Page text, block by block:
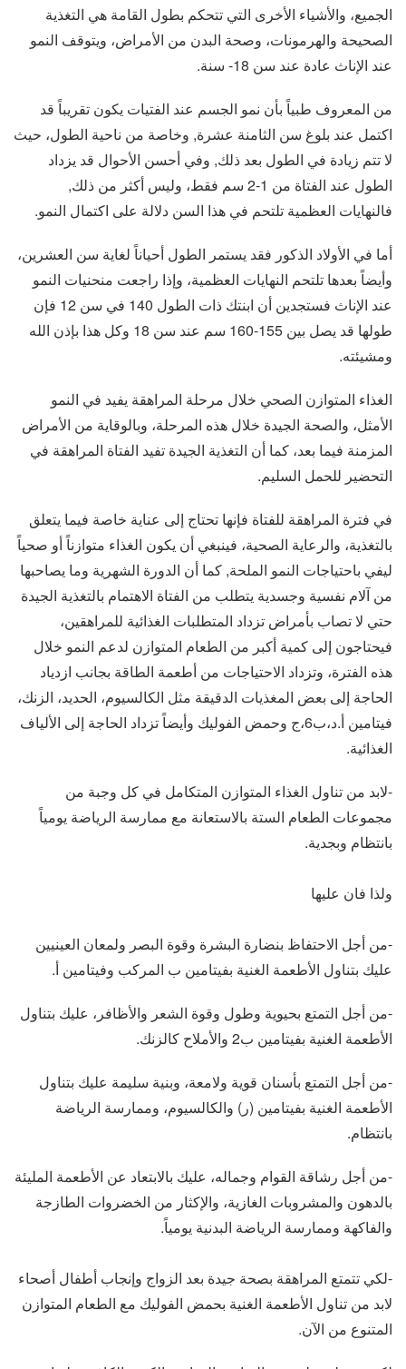
الجميع، والأشياء الأخرى التي تتحكم بطول القامة هي التغذية
الصحيحة والهرمونات، وصحة البدن من الأمراض، ويتوقف النمو
عند الإناث عادة عند سن 18- سنة.
من المعروف طبياً بأن نمو الجسم عند الفتيات يكون تقريباً قد
اكتمل عند بلوغ سن الثامنة عشرة, وخاصة من ناحية الطول، حيث
لا تتم زيادة في الطول بعد ذلك, وفي أحسن الأحوال قد يزداد
الطول عند الفتاة من 1-2 سم فقط، وليس أكثر من ذلك,
فالنهايات العظمية تلتحم في هذا السن دلالة على اكتمال النمو.
أما في الأولاد الذكور فقد يستمر الطول أحياناً لغاية سن العشرين،
وأيضاً بعدها تلتحم النهايات العظمية، وإذا راجعت منحنيات النمو
عند الإناث فستجدين أن ابنتك ذات الطول 140 في سن 12 فإن
طولها قد يصل بين 155-160 سم عند سن 18 وكل هذا بإذن الله
ومشيئته.
الغذاء المتوازن الصحي خلال مرحلة المراهقة يفيد في النمو
الأمثل، والصحة الجيدة خلال هذه المرحلة، وبالوقاية من الأمراض
المزمنة فيما بعد، كما أن التغذية الجيدة تفيد الفتاة المراهقة في
التحضير للحمل السليم.
في فترة المراهقة للفتاة فإنها تحتاج إلى عناية خاصة فيما يتعلق
بالتغذية، والرعاية الصحية، فينبغي أن يكون الغذاء متوازناً أو صحياً
ليفي باحتياجات النمو الملحة, كما أن الدورة الشهرية وما يصاحبها
من آلام نفسية وجسدية يتطلب من الفتاة الاهتمام بالتغذية الجيدة
حتي لا تصاب بأمراض تزداد المتطلبات الغذائية للمراهقين،
فيحتاجون إلى كمية أكبر من الطعام المتوازن لدعم النمو خلال
هذه الفترة، وتزداد الاحتياجات من أطعمة الطاقة بجانب ازدياد
الحاجة إلى بعض المغذيات الدقيقة مثل الكالسيوم، الحديد، الزنك،
فيتامين أ.د،ب6،ج وحمض الفوليك وأيضاً تزداد الحاجة إلى الألياف
الغذائية.
-لابد من تناول الغذاء المتوازن المتكامل في كل وجبة من
مجموعات الطعام الستة بالاستعانة مع ممارسة الرياضة يومياً
بانتظام وبجدية.
ولذا فان عليها
-من أجل الاحتفاظ بنضارة البشرة وقوة البصر ولمعان العينيين
عليك بتناول الأطعمة الغنية بفيتامين ب المركب وفيتامين أ.
-من أجل التمتع بحيوية وطول وقوة الشعر والأظافر، عليك بتناول
الأطعمة الغنية بفيتامين ب2 والأملاح كالزنك.
-من أجل التمتع بأسنان قوية ولامعة، وبنية سليمة عليك بتناول
الأطعمة الغنية بفيتامين (ر) والكالسيوم، وممارسة الرياضة
بانتظام.
-من أجل رشاقة القوام وجماله، عليك بالابتعاد عن الأطعمة المليئة
بالدهون والمشروبات الغازية، والإكثار من الخضروات الطازجة
والفاكهة وممارسة الرياضة البدنية يومياً.
-لكي تتمتع المراهقة بصحة جيدة بعد الزواج وإنجاب أطفال أصحاء
لابد من تناول الأطعمة الغنية بحمض الفوليك مع الطعام المتوازن
المتنوع من الآن.